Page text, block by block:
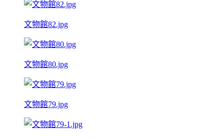
文物館82.jpg
文物館80.jpg
文物館79.jpg